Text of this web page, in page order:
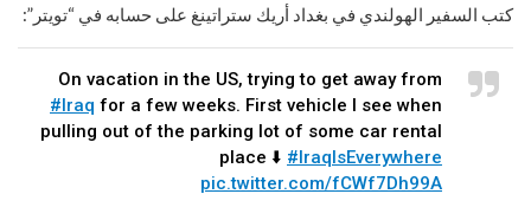
كتب السفير الهولندي في بغداد أريك ستراتينغ على حسابه في “تويتر”:
On vacation in the US, trying to get away from
#Iraq for a few weeks. First vehicle I see when
pulling out of the parking lot of some car rental
place ⬇️ #IraqIsEverywhere
pic.twitter.com/fCWf7Dh99A